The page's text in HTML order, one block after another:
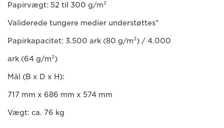
Papirvægt: 52 til 300 g/m²
Validerede tungere medier understøttes*
Papirkapacitet: 3.500 ark (80 g/m²) / 4.000
ark (64 g/m²)
Mål (B x D x H):
717 mm x 686 mm x 574 mm
Vægt: ca. 76 kg